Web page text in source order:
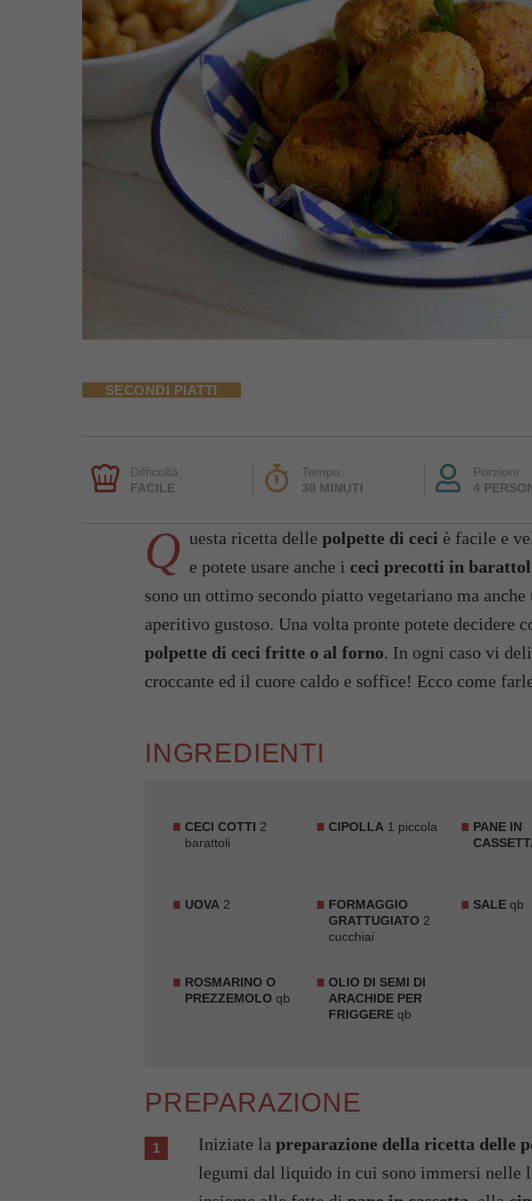
SECONDI PIATTI
Difficoltà:
FACILE
Tempo:
30 MINUTI
Porzioni:
4
Q uesta ricetta delle polpette di ceci è facile e
e potete usare anche i ceci precotti in
sono un ottimo secondo piatto vegetariano ma
aperitivo gustoso. Una volta pronte potete decidere
polpette di ceci fritte o al forno. In ogni caso vi
croccante ed il cuore caldo e soffice! Ecco come
INGREDIENTI
CECI COTTI 2
barattoli
CIPOLLA 1 piccola
PANE IN
UOVA 2
FORMAGGIO
GRATTUGIATO 2
cucchiai
SALEqb
ROSMARINO O
PREZZEMOLO qb
OLIO DI SEMI DI
ARACHIDE PER
FRIGGERE qb
PREPARAZIONE
Iniziate la preparazione della ricetta delle
legumi dal liquido in cui sono immersi nelle